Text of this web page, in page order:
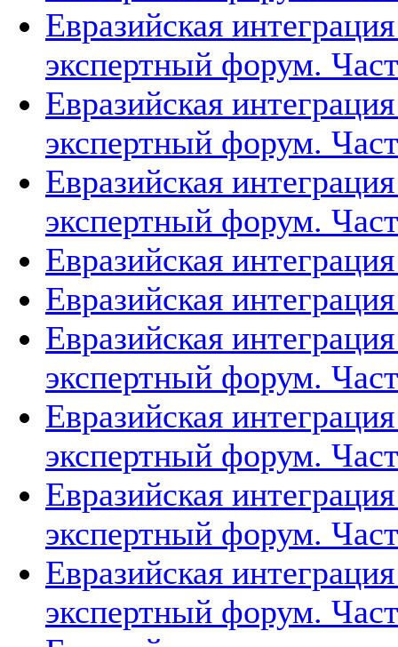
Евразийская
экспертный форум.
Евразийская
экспертный форум.
Евразийская
экспертный форум.
Евразийская
Евразийская
Евразийская
экспертный форум.
Евразийская
экспертный форум.
Евразийская
экспертный форум.
Евразийская
экспертный форум.